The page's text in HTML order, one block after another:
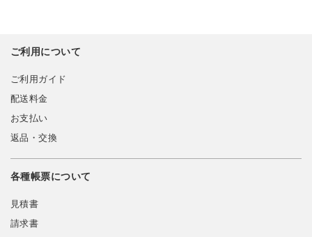
ご利用について
ご利用ガイド
配送料金
お支払い
返品・交換
各種帳票について
見積書
請求書